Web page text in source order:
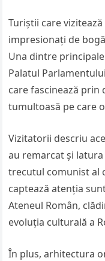
Turiștii care
impresionați de
Una dintre
Palatul
care fascinează prin
tumultoasă pe care
Vizitatorii descriu
au remarcat și
trecutul comunist al
captează atenția
Ateneul Român,
evoluția culturală a
În plus, arhitectura